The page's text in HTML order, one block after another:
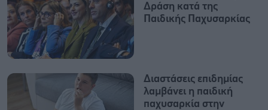
Δράση κατά της
Παιδικής Παχυσαρκίας
Διαστάσεις επιδημίας
λαμβάνει η παιδική
παχυσαρκία στην